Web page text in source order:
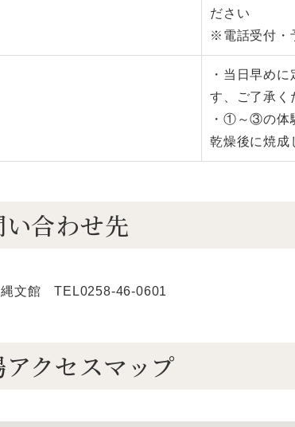
ださい
※電話受付・
・当日早め
す、ご了承く
・①～③の体
乾燥後に焼成
い合わせ先
縄文館 TEL0258-46-0601
クセスマップ